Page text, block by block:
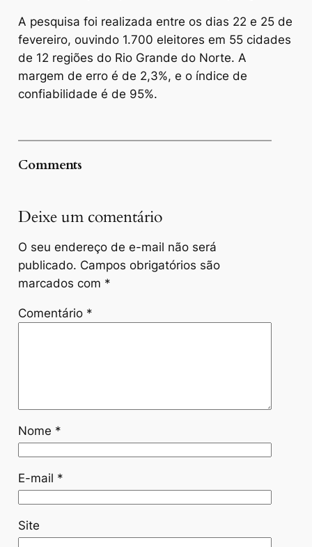
A pesquisa foi realizada entre os dias 22 e 25 de
fevereiro, ouvindo 1.700 eleitores em 55 cidades
de 12 regiões do Rio Grande do Norte. A
margem de erro é de 2,3%, e o índice de
confiabilidade é de 95%.
Comments
Deixe um comentário
O seu endereço de e-mail não será
publicado. Campos obrigatórios são
marcados com *
Comentário *
Nome *
E-mail *
Site